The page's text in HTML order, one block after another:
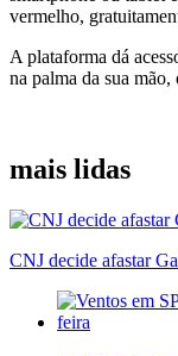
vermelho,
A plataforma dá
na palma da sua mão,
mais lidas
CNJ decide afastar